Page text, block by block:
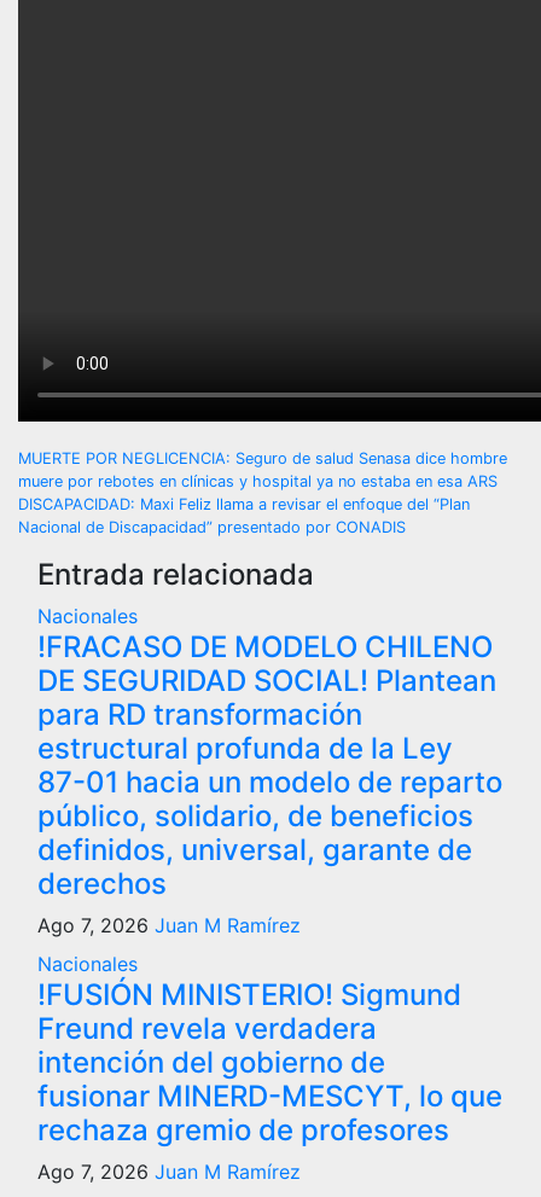
Navegación
de
entradas
MUERTE POR NEGLICENCIA: Seguro de salud Senasa dice hombre
muere por rebotes en clínicas y hospital ya no estaba en esa ARS
DISCAPACIDAD: Maxi Feliz llama a revisar el enfoque del “Plan
Nacional de Discapacidad” presentado por CONADIS
Entrada relacionada
Nacionales
!FRACASO DE MODELO CHILENO
DE SEGURIDAD SOCIAL! Plantean
para RD transformación
estructural profunda de la Ley
87-01 hacia un modelo de reparto
público, solidario, de beneficios
definidos, universal, garante de
derechos
Ago 7, 2026 Juan M Ramírez
Nacionales
!FUSIÓN MINISTERIO! Sigmund
Freund revela verdadera
intención del gobierno de
fusionar MINERD-MESCYT, lo que
rechaza gremio de profesores
Ago 7, 2026 Juan M Ramírez